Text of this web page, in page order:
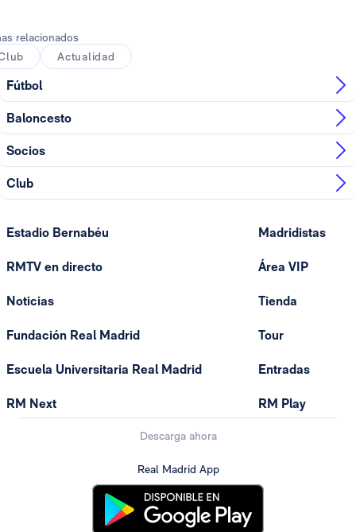
relacionados
Actualidad
Fútbol
Baloncesto
Socios
Club
Estadio Bernabéu
RMTV en directo
Noticias
Fundación Real Madrid
Escuela Universitaria Real Madrid
RM Next
Madridistas
Área VIP
Tienda
Tour
Entradas
RM Play
Descarga ahora
Real Madrid App